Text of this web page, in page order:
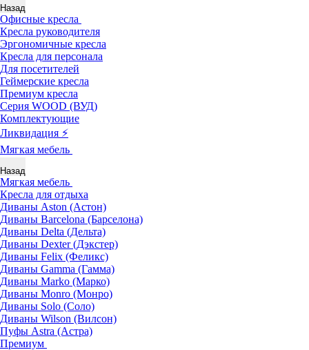
Назад
Офисные кресла
Кресла руководителя
Эргономичные кресла
Кресла для персонала
Для посетителей
Геймерские кресла
Премиум кресла
Серия WOOD (ВУД)
Комплектующие
Ликвидация ⚡
Мягкая мебель
Назад
Мягкая мебель
Кресла для отдыха
Диваны Aston (Астон)
Диваны Barcelona (Барселона)
Диваны Delta (Дельта)
Диваны Dexter (Дэкстер)
Диваны Felix (Феликс)
Диваны Gamma (Гамма)
Диваны Marko (Марко)
Диваны Monro (Монро)
Диваны Solo (Соло)
Диваны Wilson (Вилсон)
Пуфы Astra (Астра)
Премиум